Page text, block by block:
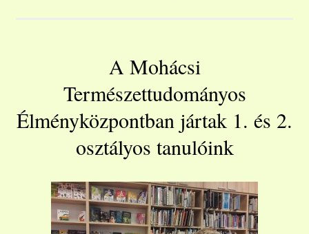
A Mohácsi
Természettudományos
Élményközpontban jártak 1. és 2.
osztályos tanulóink